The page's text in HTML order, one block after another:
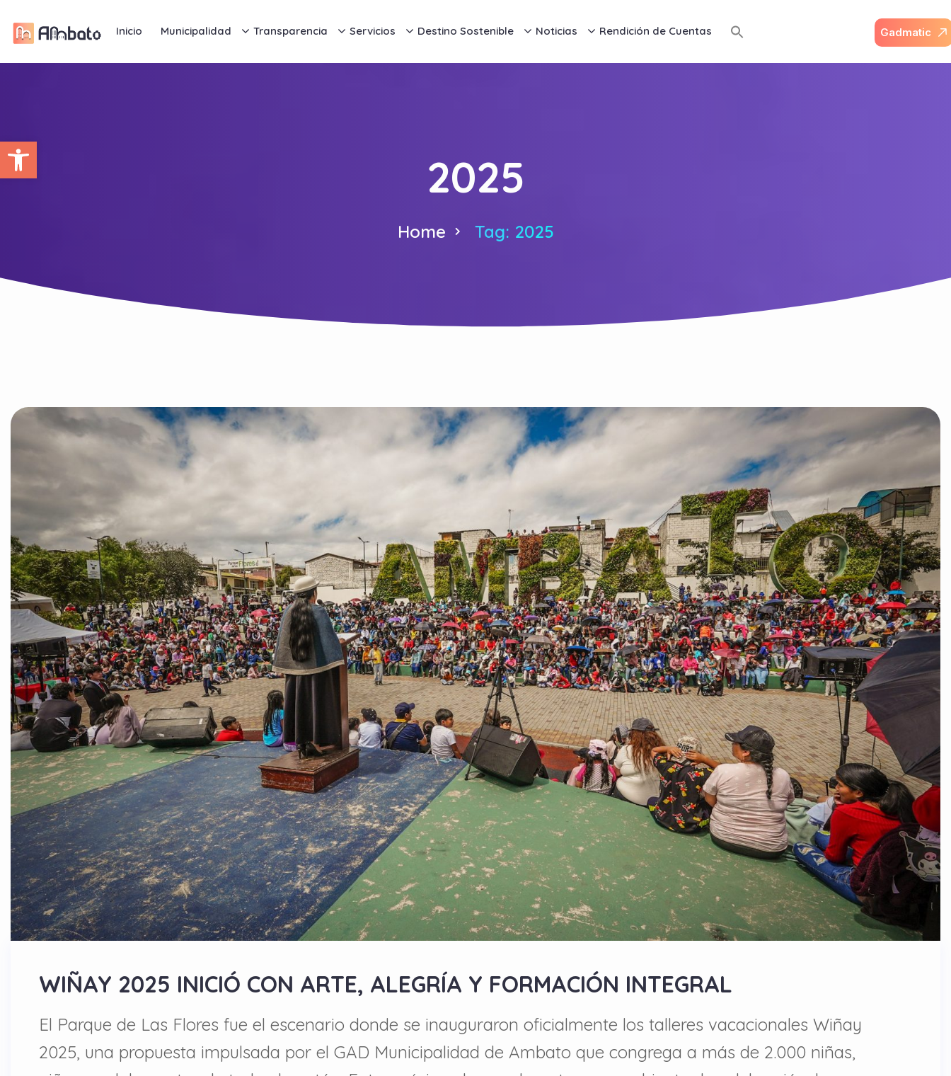
Abrir barra de herramientas
Inicio Municipalidad Transparencia Servicios Destino Sostenible Noticias Rendición de Cuentas Gadmatic
2025
Home Tag: 2025
WIÑAY 2025 INICIÓ CON ARTE, ALEGRÍA Y FORMACIÓN INTEGRAL
El Parque de Las Flores fue el escenario donde se inauguraron oficialmente los talleres vacacionales Wiñay
2025, una propuesta impulsada por el GAD Municipalidad de Ambato que congrega a más de 2.000 niñas,